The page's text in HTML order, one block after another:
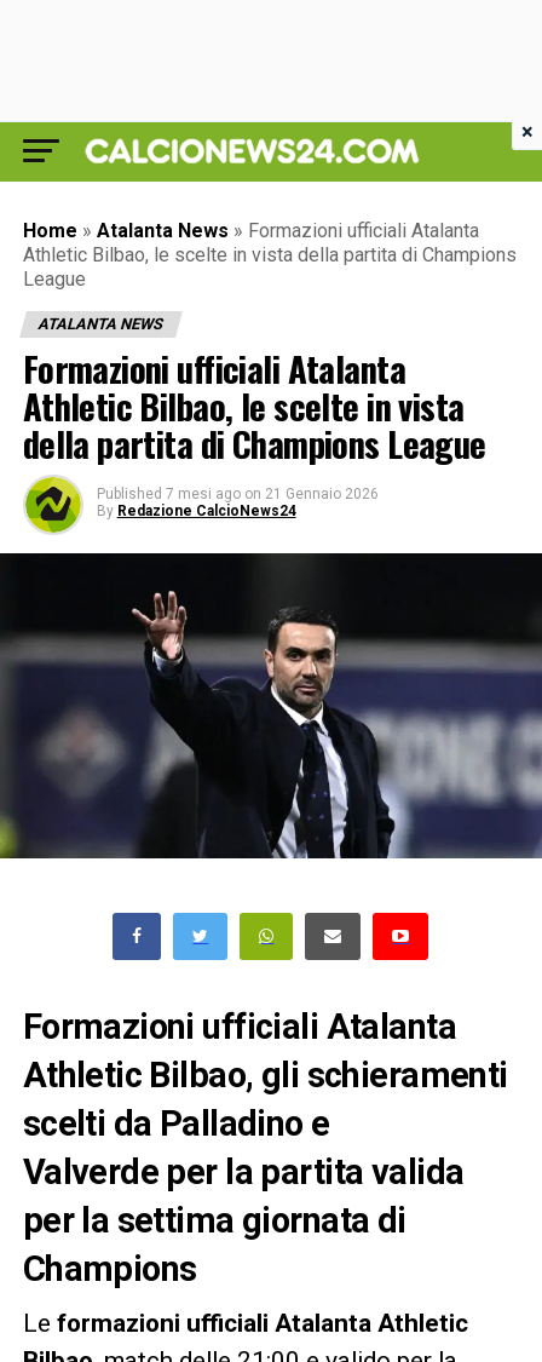
Home » Atalanta News » Formazioni ufficiali Atalanta
Athletic Bilbao, le scelte in vista della partita di Champions
League
ATALANTA NEWS
Formazioni ufficiali Atalanta
Athletic Bilbao, le scelte in vista
della partita di Champions League
Published 7 mesi ago on 21 Gennaio 2026
By Redazione CalcioNews24
Formazioni ufficiali Atalanta
Athletic Bilbao, gli schieramenti
scelti da Palladino e
Valverde per la partita valida
per la settima giornata di
Champions
Le formazioni ufficiali Atalanta Athletic
×